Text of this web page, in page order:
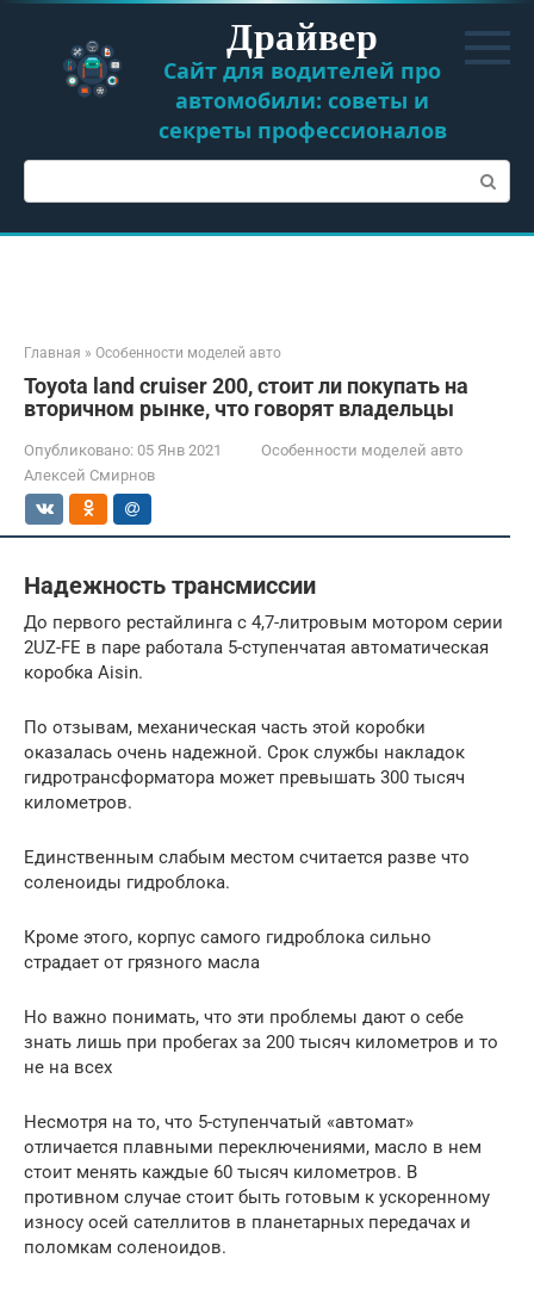
Перейти
контенту
Драйвер
Сайт для водителей про
автомобили: советы и
секреты профессионалов
Поиск:
Главная » Особенности моделей авто
Toyota land cruiser 200, стоит ли покупать на
вторичном рынке, что говорят владельцы
Опубликовано: 05 Янв 2021
Особенности моделей авто
Алексей Смирнов
Надежность трансмиссии
До первого рестайлинга с 4,7-литровым мотором серии
2UZ-FE в паре работала 5-ступенчатая автоматическая
коробка Aisin.
По отзывам, механическая часть этой коробки
оказалась очень надежной. Срок службы накладок
гидротрансформатора может превышать 300 тысяч
километров.
Единственным слабым местом считается разве что
соленоиды гидроблока.
Кроме этого, корпус самого гидроблока сильно
страдает от грязного масла
Но важно понимать, что эти проблемы дают о себе
знать лишь при пробегах за 200 тысяч километров и то
не на всех
Несмотря на то, что 5-ступенчатый «автомат»
отличается плавными переключениями, масло в нем
стоит менять каждые 60 тысяч километров. В
противном случае стоит быть готовым к ускоренному
износу осей сателлитов в планетарных передачах и
поломкам соленоидов.